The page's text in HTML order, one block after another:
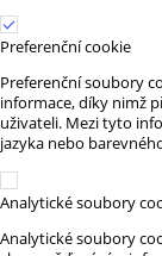
Preferenční cookie
Preferenční soubory
informace, díky nimž
uživateli. Mezi tyto
jazyka nebo
Analytické soubory
Analytické soubory